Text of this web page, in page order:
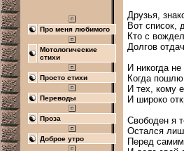
Про меня любимого
Мотологические
стихи
Просто стихи
Переводы
Проза
Доброе утро
Друзья,
Вот список,
Кто с
Долгов
И никогда
Когда пошлю
И тех, кому
И широко
Свободен я
Остался
Перед